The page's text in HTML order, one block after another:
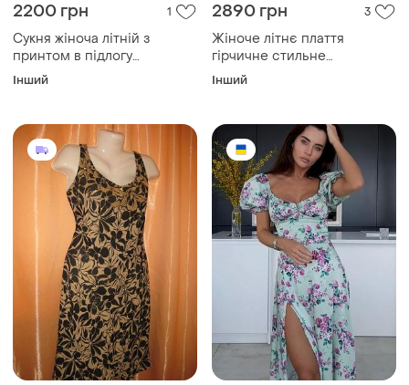
2200 грн 1
Сукня жіноча літній з
принтом в підлогу
дизайнерське solh
Інший
2890 грн 3
Жіноче літнє плаття
гірчичне стильне
дизайнерське pari тейлор
Інший